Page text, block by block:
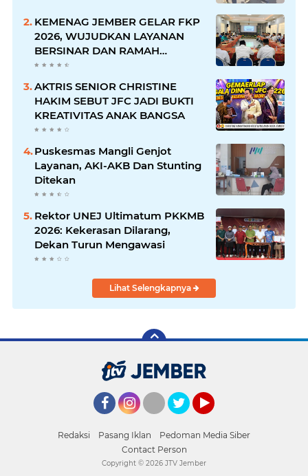
KEMENAG JEMBER GELAR FKP
2026, WUJUDKAN LAYANAN
BERSINAR DAN RAMAH
DISABILITAS
AKTRIS SENIOR CHRISTINE
HAKIM SEBUT JFC JADI BUKTI
KREATIVITAS ANAK BANGSA
Puskesmas Mangli Genjot
Layanan, AKI-AKB Dan Stunting
Ditekan
Rektor UNEJ Ultimatum PKKMB
2026: Kekerasan Dilarang,
Dekan Turun Mengawasi
Lihat Selengkapnya
Redaksi Pasang Iklan
Pedoman Media Siber
Contact Person
Copyright © 2026 JTV Jember